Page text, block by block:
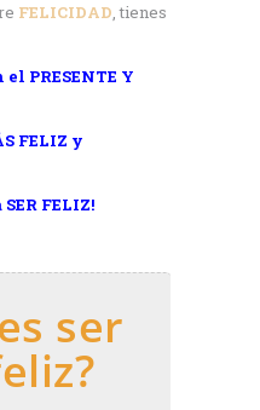
FELICIDAD, tienes
PRESENTE Y
FELIZ y
FELIZ!
ser